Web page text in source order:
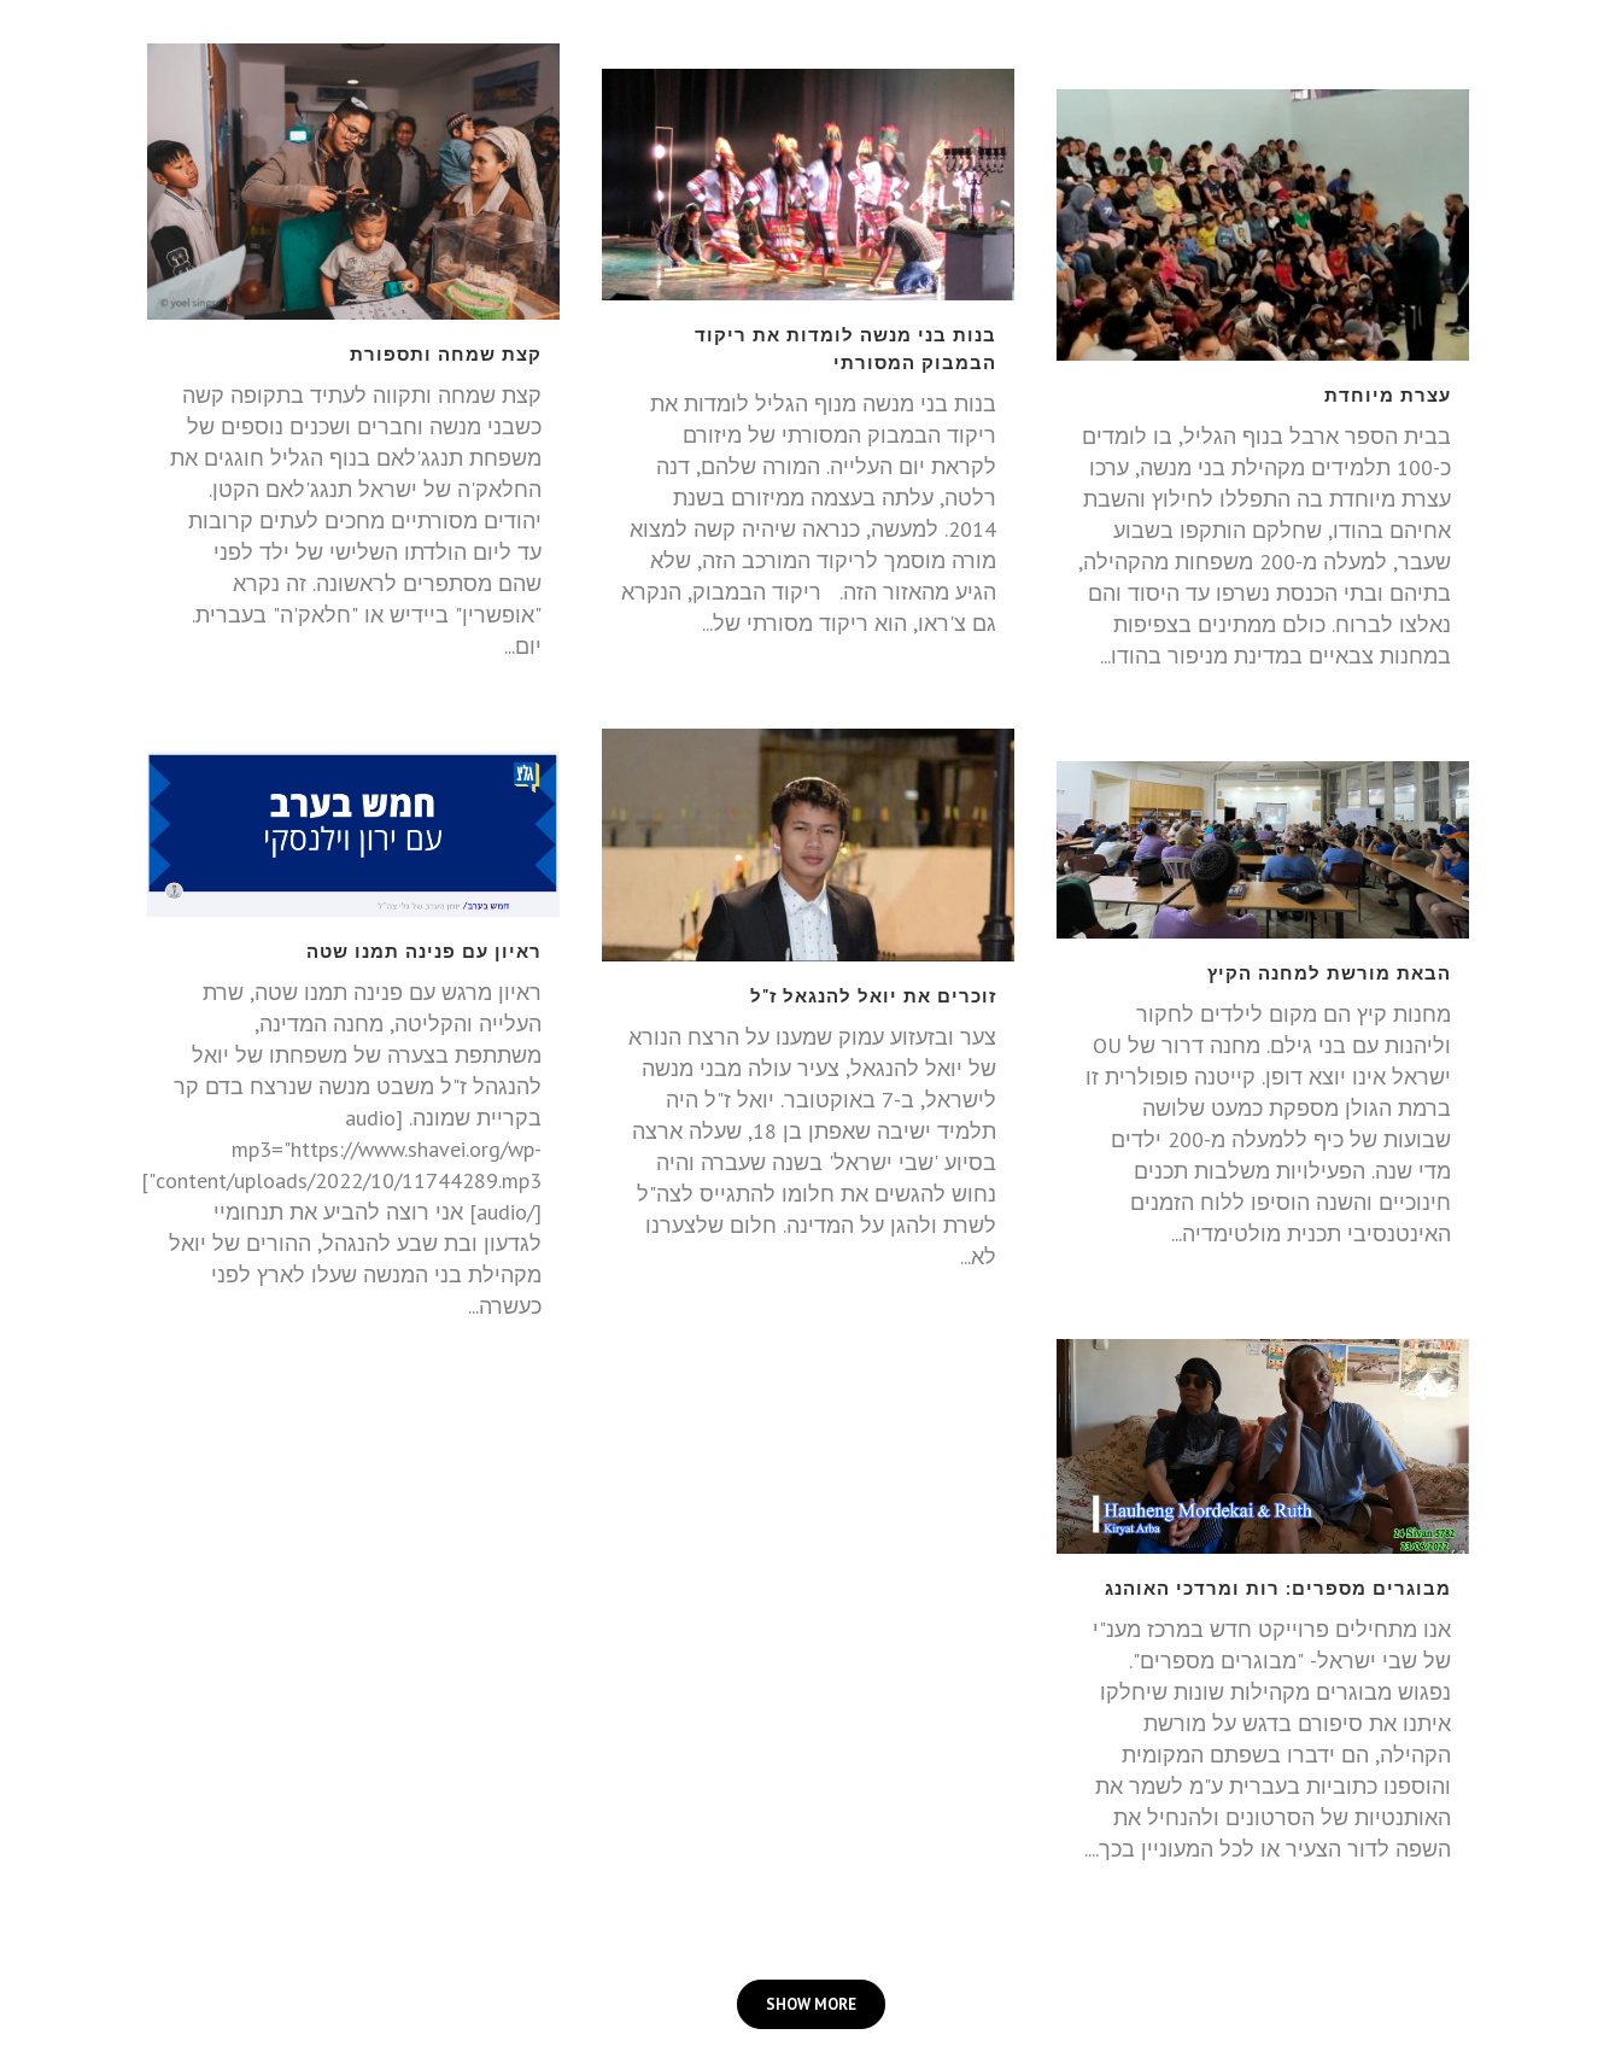
קצת שמחה ותספורת
קצת שמחה ותקווה לעתיד בתקופה קשה
כשבני מנשה וחברים ושכנים נוספים של
משפחת תנגג'לאם בנוף הגליל חוגגים את
החלאק'ה של ישראל תנגג'לאם הקטן.
יהודים מסורתיים מחכים לעתים קרובות
עד ליום הולדתו השלישי של ילד לפני
שהם מסתפרים לראשונה. זה נקרא
"אופשרין" ביידיש או "חלאק'ה" בעברית.
יום...
בנות בני מנשה לומדות את ריקוד
הבמבוק המסורתי
בנות בני מנשה מנוף הגליל לומדות את
ריקוד הבמבוק המסורתי של מיזורם
לקראת יום העלייה. המורה שלהם, דנה
רלטה, עלתה בעצמה ממיזורם בשנת
2014. למעשה, כנראה שיהיה קשה למצוא
מורה מוסמך לריקוד המורכב הזה, שלא
הגיע מהאזור הזה. ריקוד הבמבוק, הנקרא
גם צ'ראו, הוא ריקוד מסורתי של...
עצרת מיוחדת
בבית הספר ארבל בנוף הגליל, בו לומדים
כ-100 תלמידים מקהילת בני מנשה, ערכו
עצרת מיוחדת בה התפללו לחילוץ והשבת
אחיהם בהודו, שחלקם הותקפו בשבוע
שעבר, למעלה מ-200 משפחות מהקהילה,
בתיהם ובתי הכנסת נשרפו עד היסוד והם
נאלצו לברוח. כולם ממתינים בצפיפות
במחנות צבאיים במדינת מניפור בהודו...
זוכרים את יואל להנגאל ז"ל
צער ובזעזוע עמוק שמענו על הרצח הנורא
של יואל להנגאל, צעיר עולה מבני מנשה
לישראל, ב-7 באוקטובר. יואל ז"ל היה
תלמיד ישיבה שאפתן בן 18, שעלה ארצה
בסיוע 'שבי ישראל' בשנה שעברה והיה
נחוש להגשים את חלומו להתגייס לצה"ל
לשרת ולהגן על המדינה. חלום שלצערנו
לא...
ראיון עם פנינה תמנו שטה
ראיון מרגש עם פנינה תמנו שטה, שרת
העלייה והקליטה, מחנה המדינה,
משתתפת בצערה של משפחתו של יואל
להנגהל ז"ל משבט מנשה שנרצח בדם קר
בקריית שמונה. [audio
mp3="https://www.shavei.org/wp-
content/uploads/2022/10/11744289.mp3"]
[/audio] אני רוצה להביע את תנחומיי
לגדעון ובת שבע להנגהל, ההורים של יואל
מקהילת בני המנשה שעלו לארץ לפני
כעשרה...
הבאת מורשת למחנה הקיץ
מחנות קיץ הם מקום לילדים לחקור
וליהנות עם בני גילם. מחנה דרור של OU
ישראל אינו יוצא דופן. קייטנה פופולרית זו
ברמת הגולן מספקת כמעט שלושה
שבועות של כיף ללמעלה מ-200 ילדים
מדי שנה. הפעילויות משלבות תכנים
חינוכיים והשנה הוסיפו ללוח הזמנים
האינטנסיבי תכנית מולטימדיה...
מבוגרים מספרים: רות ומרדכי האוהנג
אנו מתחילים פרוייקט חדש במרכז מענ"י
של שבי ישראל- "מבוגרים מספרים".
נפגוש מבוגרים מקהילות שונות שיחלקו
איתנו את סיפורם בדגש על מורשת
הקהילה, הם ידברו בשפתם המקומית
והוספנו כתוביות בעברית ע"מ לשמר את
האותנטיות של הסרטונים ולהנחיל את
השפה לדור הצעיר או לכל המעוניין בכך....
SHOW MORE